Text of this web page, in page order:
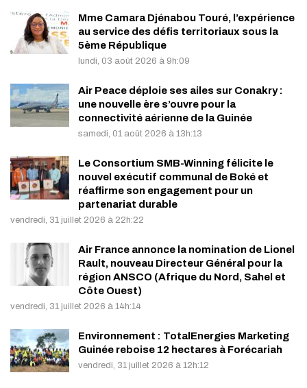
Mme Camara Djénabou Touré, l’expérience
au service des défis territoriaux sous la
5ème République
lundi, 03 août 2026 à 9h:09
Air Peace déploie ses ailes sur Conakry :
une nouvelle ère s’ouvre pour la
connectivité aérienne de la Guinée
samedi, 01 août 2026 à 13h:13
Le Consortium SMB-Winning félicite le
nouvel exécutif communal de Boké et
réaffirme son engagement pour un
partenariat durable
vendredi, 31 juillet 2026 à 22h:22
Air France annonce la nomination de Lionel
Rault, nouveau Directeur Général pour la
région ANSCO (Afrique du Nord, Sahel et
Côte Ouest)
vendredi, 31 juillet 2026 à 14h:14
Environnement : TotalEnergies Marketing
Guinée reboise 12 hectares à Forécariah
vendredi, 31 juillet 2026 à 12h:12